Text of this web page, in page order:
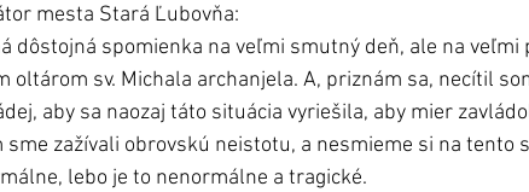
mesta Stará Ľubovňa:
dôstojná spomienka na veľmi smutný deň, ale na veľmi
oltárom sv. Michala archanjela. A, priznám sa, necítil
aby sa naozaj táto situácia vyriešila, aby mier
zažívali obrovskú neistotu, a nesmieme si na tento
lebo je to nenormálne a tragické.